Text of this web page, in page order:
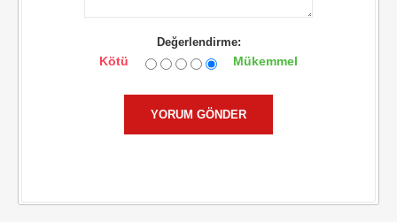
Değerlendirme:
Kötü Mükemmel